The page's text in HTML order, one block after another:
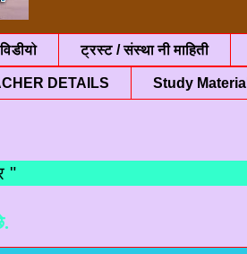
विडीयो ट्रस्ट / संस्था नी माहिती
DETAILS Study Material